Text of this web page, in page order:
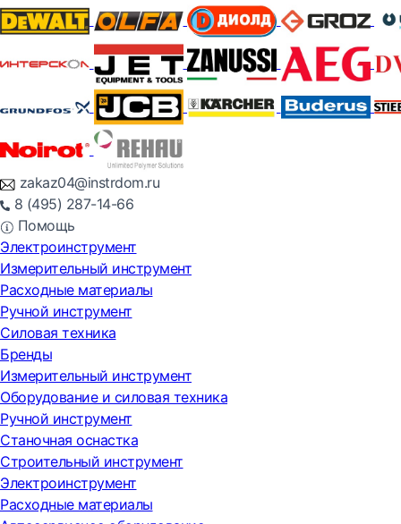
zakaz04@instrdom.ru
8 (495) 287-14-66
Помощь
Электроинструмент
Измерительный инструмент
Расходные материалы
Ручной инструмент
Силовая техника
Бренды
Измерительный инструмент
Оборудование и силовая техника
Ручной инструмент
Станочная оснастка
Строительный инструмент
Электроинструмент
Расходные материалы